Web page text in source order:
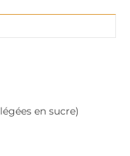
en sucre)